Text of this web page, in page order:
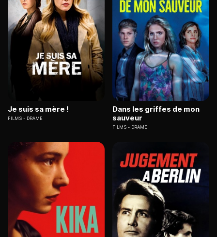
Je suis sa mère !
FILMS DRAME
Dans les griffes de mon
sauveur
FILMS DRAME